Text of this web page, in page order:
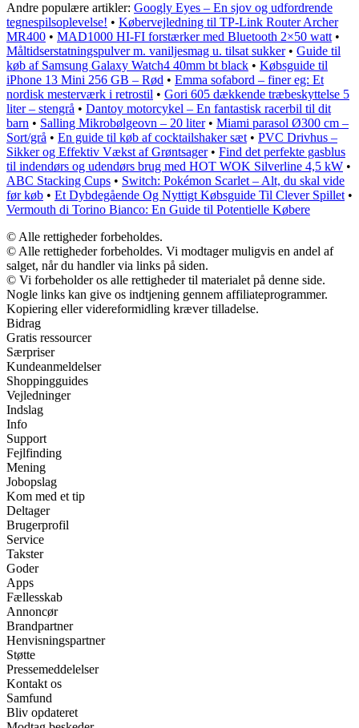
Andre populære artikler: Googly Eyes – En sjov og udfordrende
tegnespilsoplevelse! • Købervejledning til TP-Link Router Archer
MR400 • MAD1000 HI-FI forstærker med Bluetooth 2×50 watt •
Måltidserstatningspulver m. vaniljesmag u. tilsat sukker• Guide til
køb af Samsung Galaxy Watch4 40mm bt black • Købsguide til
iPhone 13 Mini 256 GB – Rød • Emma sofabord – finer eg: Et
nordisk mesterværk i retrostil • Gori 605 dækkende træbeskyttelse 5
liter – stengrå • Dantoy motorcykel – En fantastisk racerbil til dit
barn • Salling Mikrobølgeovn – 20 liter• Miami parasol Ø300 cm –
Sort/grå • En guide til køb af cocktailshaker sæt • PVC Drivhus –
Sikker og Effektiv Vækst af Grøntsager• Find det perfekte gasblus
til indendørs og udendørs brug med HOT WOK Silverline 4,5 kW •
ABC Stacking Cups • Switch: Pokémon Scarlet – Alt, du skal vide
før køb • Et Dybdegående Og Nyttigt Købsguide Til Clever Spillet •
Vermouth di Torino Bianco: En Guide til Potentielle Købere
© Alle rettigheder forbeholdes.
© Alle rettigheder forbeholdes. Vi modtager muligvis en andel af
salget, når du handler via links på siden.
© Vi forbeholder os alle rettigheder til materialet på denne side.
Nogle links kan give os indtjening gennem affiliateprogrammer.
Kopiering eller videreformidling kræver tilladelse.
Bidrag
Gratis ressourcer
Særpriser
Kundeanmeldelser
Shoppingguides
Vejledninger
Indslag
Info
Support
Fejlfinding
Mening
Jobopslag
Kom med et tip
Deltager
Brugerprofil
Service
Takster
Goder
Apps
Fællesskab
Annoncør
Brandpartner
Henvisningspartner
Støtte
Pressemeddelelser
Kontakt os
Samfund
Bliv opdateret